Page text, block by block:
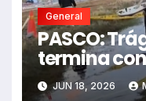
General
PASCO:
termina
sin vida en
JUN 18, 2026